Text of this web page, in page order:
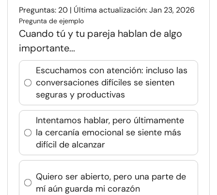
Preguntas: 20 | Última actualización: Jan 23, 2026
Pregunta de ejemplo
Cuando tú y tu pareja hablan de algo
importante...
Escuchamos con atención: incluso las
conversaciones difíciles se sienten
seguras y productivas
Intentamos hablar, pero últimamente
la cercanía emocional se siente más
difícil de alcanzar
Quiero ser abierto, pero una parte de
mí aún guarda mi corazón